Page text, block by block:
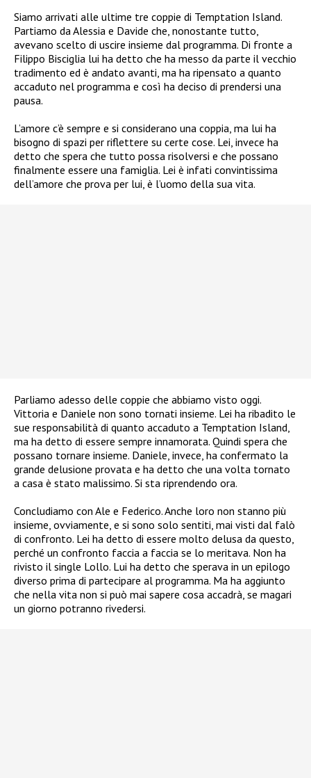
Siamo arrivati alle ultime tre coppie di Temptation Island.
Partiamo da Alessia e Davide che, nonostante tutto,
avevano scelto di uscire insieme dal programma. Di fronte a
Filippo Bisciglia lui ha detto che ha messo da parte il vecchio
tradimento ed è andato avanti, ma ha ripensato a quanto
accaduto nel programma e così ha deciso di prendersi una
pausa.
L’amore c’è sempre e si considerano una coppia, ma lui ha
bisogno di spazi per riflettere su certe cose. Lei, invece ha
detto che spera che tutto possa risolversi e che possano
finalmente essere una famiglia. Lei è infati convintissima
dell’amore che prova per lui, è l’uomo della sua vita.
Parliamo adesso delle coppie che abbiamo visto oggi.
Vittoria e Daniele non sono tornati insieme. Lei ha ribadito le
sue responsabilità di quanto accaduto a Temptation Island,
ma ha detto di essere sempre innamorata. Quindi spera che
possano tornare insieme. Daniele, invece, ha confermato la
grande delusione provata e ha detto che una volta tornato
a casa è stato malissimo. Si sta riprendendo ora.
Concludiamo con Ale e Federico. Anche loro non stanno più
insieme, ovviamente, e si sono solo sentiti, mai visti dal falò
di confronto. Lei ha detto di essere molto delusa da questo,
perché un confronto faccia a faccia se lo meritava. Non ha
rivisto il single Lollo. Lui ha detto che sperava in un epilogo
diverso prima di partecipare al programma. Ma ha aggiunto
che nella vita non si può mai sapere cosa accadrà, se magari
un giorno potranno rivedersi.